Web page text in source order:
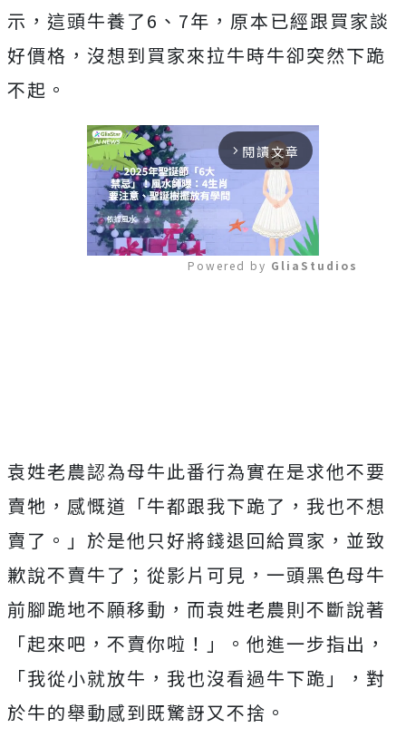
示，這頭牛養了6、7年，原本已經跟買家談
好價格，沒想到買家來拉牛時牛卻突然下跪
不起。
arrow_forward_ios 閱讀文章
Powered by GliaStudios
袁姓老農認為母牛此番行為實在是求他不要
賣牠，感慨道「牛都跟我下跪了，我也不想
賣了。」於是他只好將錢退回給買家，並致
歉說不賣牛了；從影片可見，一頭黑色母牛
前腳跪地不願移動，而袁姓老農則不斷說著
「起來吧，不賣你啦！」。他進一步指出，
「我從小就放牛，我也沒看過牛下跪」，對
於牛的舉動感到既驚訝又不捨。